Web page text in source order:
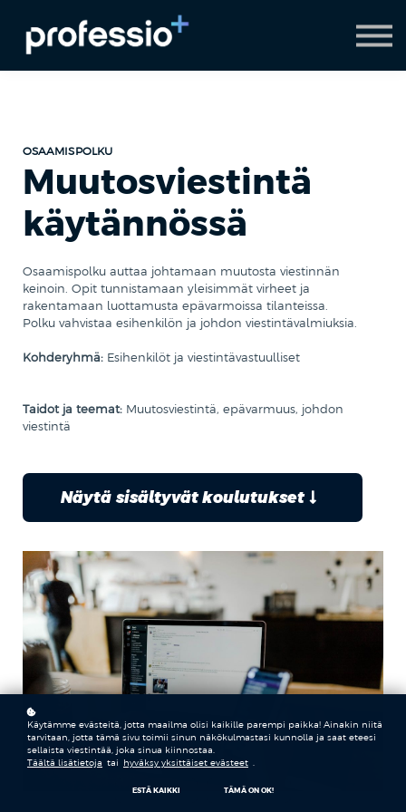
AI Coach
Pyydä demo
Hanki Professio+
OSAAMISPOLKU
Muutosviestintä
käytännössä
Osaamispolku auttaa johtamaan muutosta viestinnän
keinoin. Opit tunnistamaan yleisimmät virheet ja
rakentamaan luottamusta epävarmoissa tilanteissa.
Polku vahvistaa esihenkilön ja johdon viestintävalmiuksia.
Kohderyhmä: Esihenkilöt ja viestintävastuulliset
Taidot ja teemat: Muutosviestintä, epävarmuus, johdon
viestintä
Näytä sisältyvät koulutukset
Käytämme evästeitä, jotta maailma olisi kaikille parempi paikka! Ainakin niitä
tarvitaan, jotta tämä sivu toimii sinun näkökulmastasi kunnolla ja saat eteesi
sellaista viestintää, joka sinua kiinnostaa.
Täältä lisätietoja tai hyväksy yksittäiset evästeet
ESTÄ KAIKKI TÄMÄ ON OK!